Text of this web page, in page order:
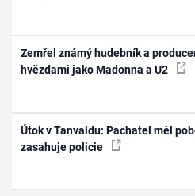
Zemřel známý hudebník a
hvězdami jako Madonna a U2
Útok v Tanvaldu: Pachatel měl
zasahuje policie